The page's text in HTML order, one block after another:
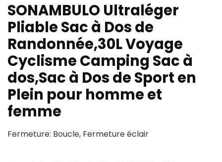
SONAMBULO Ultraléger
Pliable Sac à Dos de
Randonnée,30L Voyage
Cyclisme Camping Sac à
dos,Sac à Dos de Sport en
Plein pour homme et
femme
Fermeture: Boucle, Fermeture éclair